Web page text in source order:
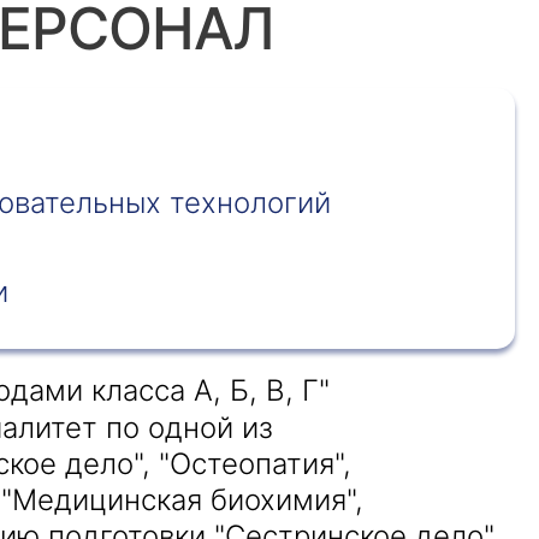
технологий
класса А, Б, В, Г"
по одной из
дело", "Остеопатия",
биохимия",